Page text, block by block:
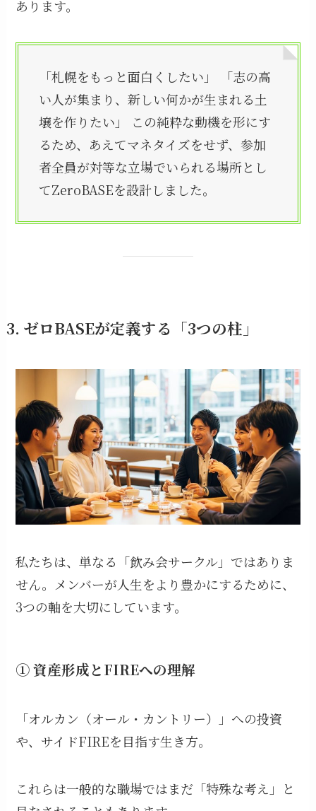
あります。
「札幌をもっと面白くしたい」 「志の高
い人が集まり、新しい何かが生まれる土
壌を作りたい」 この純粋な動機を形にす
るため、あえてマネタイズをせず、参加
者全員が対等な立場でいられる場所とし
てZeroBASEを設計しました。
3. ゼロBASEが定義する「3つの柱」
私たちは、単なる「飲み会サークル」ではありま
せん。メンバーが人生をより豊かにするために、
3つの軸を大切にしています。
① 資産形成とFIREへの理解
「オルカン（オール・カントリー）」への投資
や、サイドFIREを目指す生き方。
これらは一般的な職場ではまだ「特殊な考え」と